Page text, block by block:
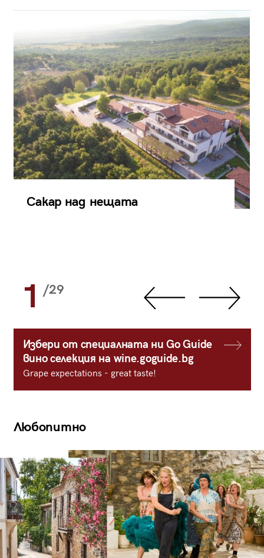
Сакар над нещата
1 /29
Избери от специалната ни Go Guide
вино селекция на wine.goguide.bg
Grape expectations - great taste!
Любопитно